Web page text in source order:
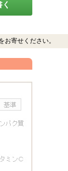
お寄せください。